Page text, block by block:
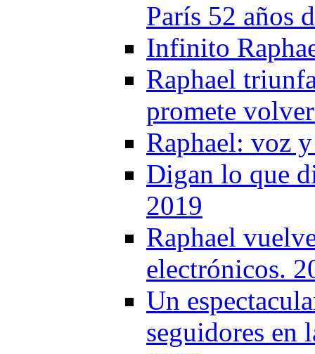
París 52 años
Infinito
Raphael
promete
Raphael: voz
Digan lo que
2019
Raphael
electrónicos.
Un
seguidores en